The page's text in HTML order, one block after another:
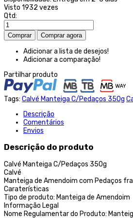
Visto 1932 vezes
Qtd:
Adicionar a lista de desejos!
Adicionar a comparação!
Partilhar produto
Tags: Calvé Manteiga C/Pedaços 350g
Descrição
Comentários
Envios
Descrição do produto
Calvé Manteiga C/Pedaços 350g
Calvé
Manteiga de Amendoim com Pedaços
Caraterísticas
Tipo de produto: Manteiga de Amendoim
Informação Legal
Nome Regulamentar do Produto: